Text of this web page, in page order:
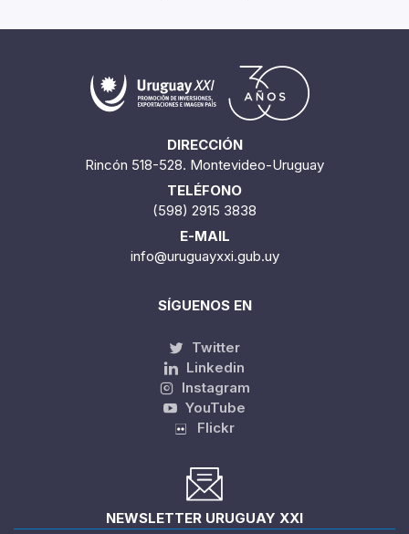
DIRECCIÓN
Rincón 518-528. Montevideo-Uruguay
TELÉFONO
(598) 2915 3838
E-MAIL
info@uruguayxxi.gub.uy
SÍGUENOS EN
Twitter
Linkedin
Instagram
YouTube
Flickr
NEWSLETTER URUGUAY XXI